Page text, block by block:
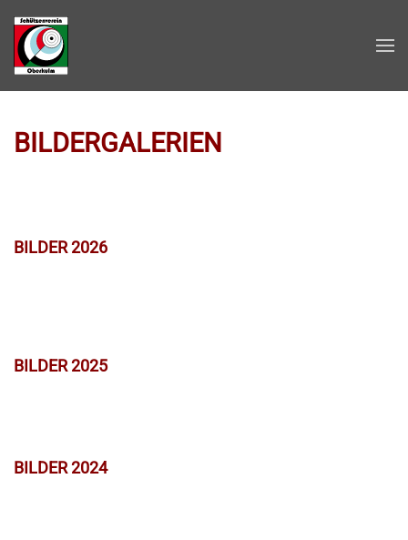
Zum Hauptinhalt springen
BILDERGALERIEN
BILDER 2026
BILDER 2025
BILDER 2024